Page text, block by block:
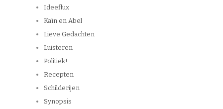
Ideeflux
Kaïn en Abel
Lieve Gedachten
Luisteren
Politiek!
Recepten
Schilderijen
Synopsis